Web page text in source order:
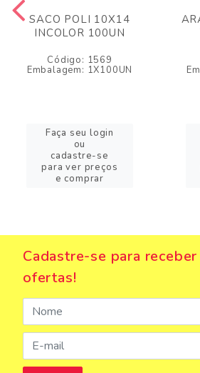
SACO POLI 10X14
INCOLOR 100UN
Código: 1569
Embalagem: 1X100UN
Faça seu login
ou
cadastre-se
para ver preços
e comprar
Cadastre-se para
ofertas!